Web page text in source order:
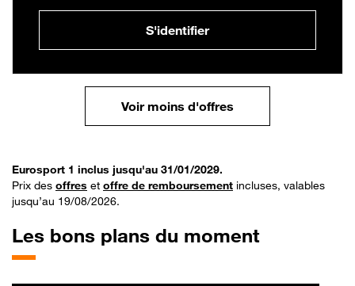
S'identifier
Voir moins d'offres
Eurosport 1 inclus jusqu'au 31/01/2029.
Prix des offres et offre de remboursement incluses, valables
jusqu’au 19/08/2026.
Les bons plans du moment